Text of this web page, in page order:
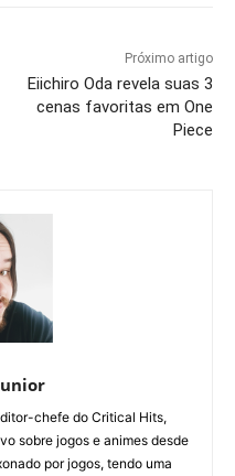
Próximo artigo
Eiichiro Oda revela suas 3
cenas favoritas em One
Piece
chefe do Critical Hits,
sobre jogos e animes desde
por jogos, tendo uma